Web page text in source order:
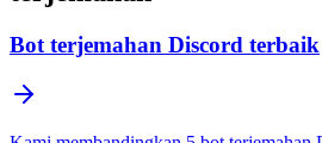
Bot terjemahan Discord terbaik